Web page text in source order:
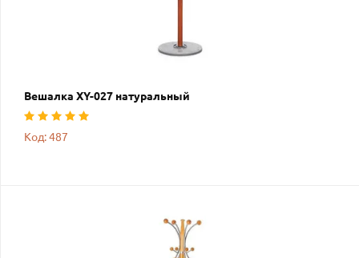
Вешалка XY-027 натуральный
Код: 487